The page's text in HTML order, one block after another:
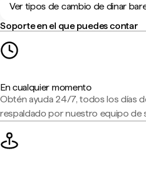
Ver tipos de cambio de dinar
Soporte en el que puedes contar
En cualquier momento
Obtén ayuda 24/7, todos los días
respaldado por nuestro equipo de